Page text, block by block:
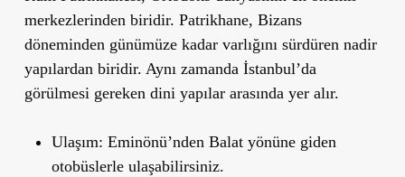
merkezlerinden biridir. Patrikhane, Bizans
döneminden günümüze kadar varlığını sürdüren nadir
yapılardan biridir. Aynı zamanda İstanbul’da
görülmesi gereken dini yapılar arasında yer alır.
Ulaşım: Eminönü’nden Balat yönüne giden
otobüslerle ulaşabilirsiniz.